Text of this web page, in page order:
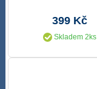
399 Kč
Skladem 2ks